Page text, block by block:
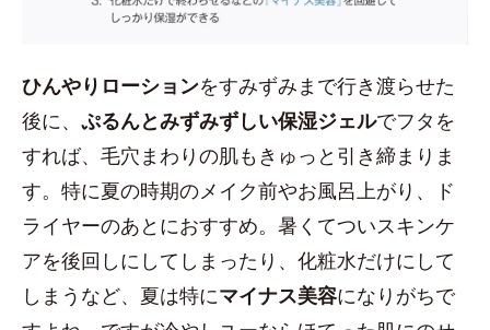
ひんやりローションをすみずみまで行き渡らせた
後に、 ぷるんとみずみずしい保湿ジェルでフタを
すれば、毛穴まわりの肌もきゅっと引き締まりま
す。特に夏の時期のメイク前やお風呂上がり、ド
ライヤーのあとにおすすめ。暑くてついスキンケ
アを後回しにしてしまったり、化粧水だけにして
しまうなど、夏は特にマイナス美容になりがちで